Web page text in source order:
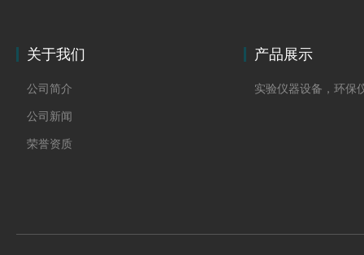
关于我们
公司简介
公司新闻
荣誉资质
产品展示
实验仪器设备，环保